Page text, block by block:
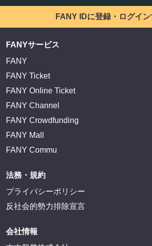
FANY IDに登録・ログイン
FANYサービス
FANY
FANY Ticket
FANY Online Ticket
FANY Channel
FANY Crowdfunding
FANY Mall
FANY Commu
法務・規約
プライバシーポリシー
反社会的勢力排除宣言
会社情報